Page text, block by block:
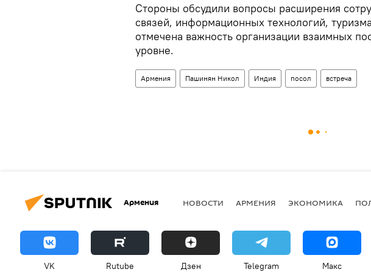
Стороны обсудили вопросы расширения
связей, информационных технологий,
отмечена важность организации взаимных
уровне.
Армения Пашинян Никол Индия посол встреча
Армения НОВОСТИ АРМЕНИЯ ЭКОНОМИКА
VK Rutube Дзен Telegram Макс